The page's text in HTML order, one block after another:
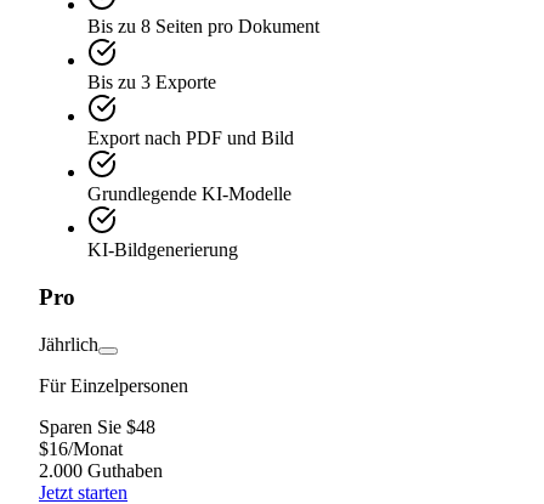
Bis zu 8 Seiten pro Dokument
Bis zu 3 Exporte
Export nach PDF und Bild
Grundlegende KI-Modelle
KI-Bildgenerierung
Pro
Jährlich
Für Einzelpersonen
Sparen Sie $48
$16/Monat
2.000 Guthaben
Jetzt starten